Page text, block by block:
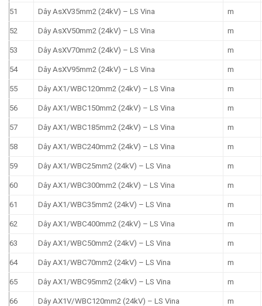
51 Dây AsXV35mm2 (24kV) – LS Vina m
52 Dây AsXV50mm2 (24kV) – LS Vina m
53 Dây AsXV70mm2 (24kV) – LS Vina m
54 Dây AsXV95mm2 (24kV) – LS Vina m
55 Dây AX1/WBC120mm2 (24kV) – LS Vina m
56 Dây AX1/WBC150mm2 (24kV) – LS Vina m
57 Dây AX1/WBC185mm2 (24kV) – LS Vina m
58 Dây AX1/WBC240mm2 (24kV) – LS Vina m
59 Dây AX1/WBC25mm2 (24kV) – LS Vina m
60 Dây AX1/WBC300mm2 (24kV) – LS Vina m
61 Dây AX1/WBC35mm2 (24kV) – LS Vina m
62 Dây AX1/WBC400mm2 (24kV) – LS Vina m
63 Dây AX1/WBC50mm2 (24kV) – LS Vina m
64 Dây AX1/WBC70mm2 (24kV) – LS Vina m
65 Dây AX1/WBC95mm2 (24kV) – LS Vina m
66 Dây AX1V/WBC120mm2 (24kV) – LS Vina m